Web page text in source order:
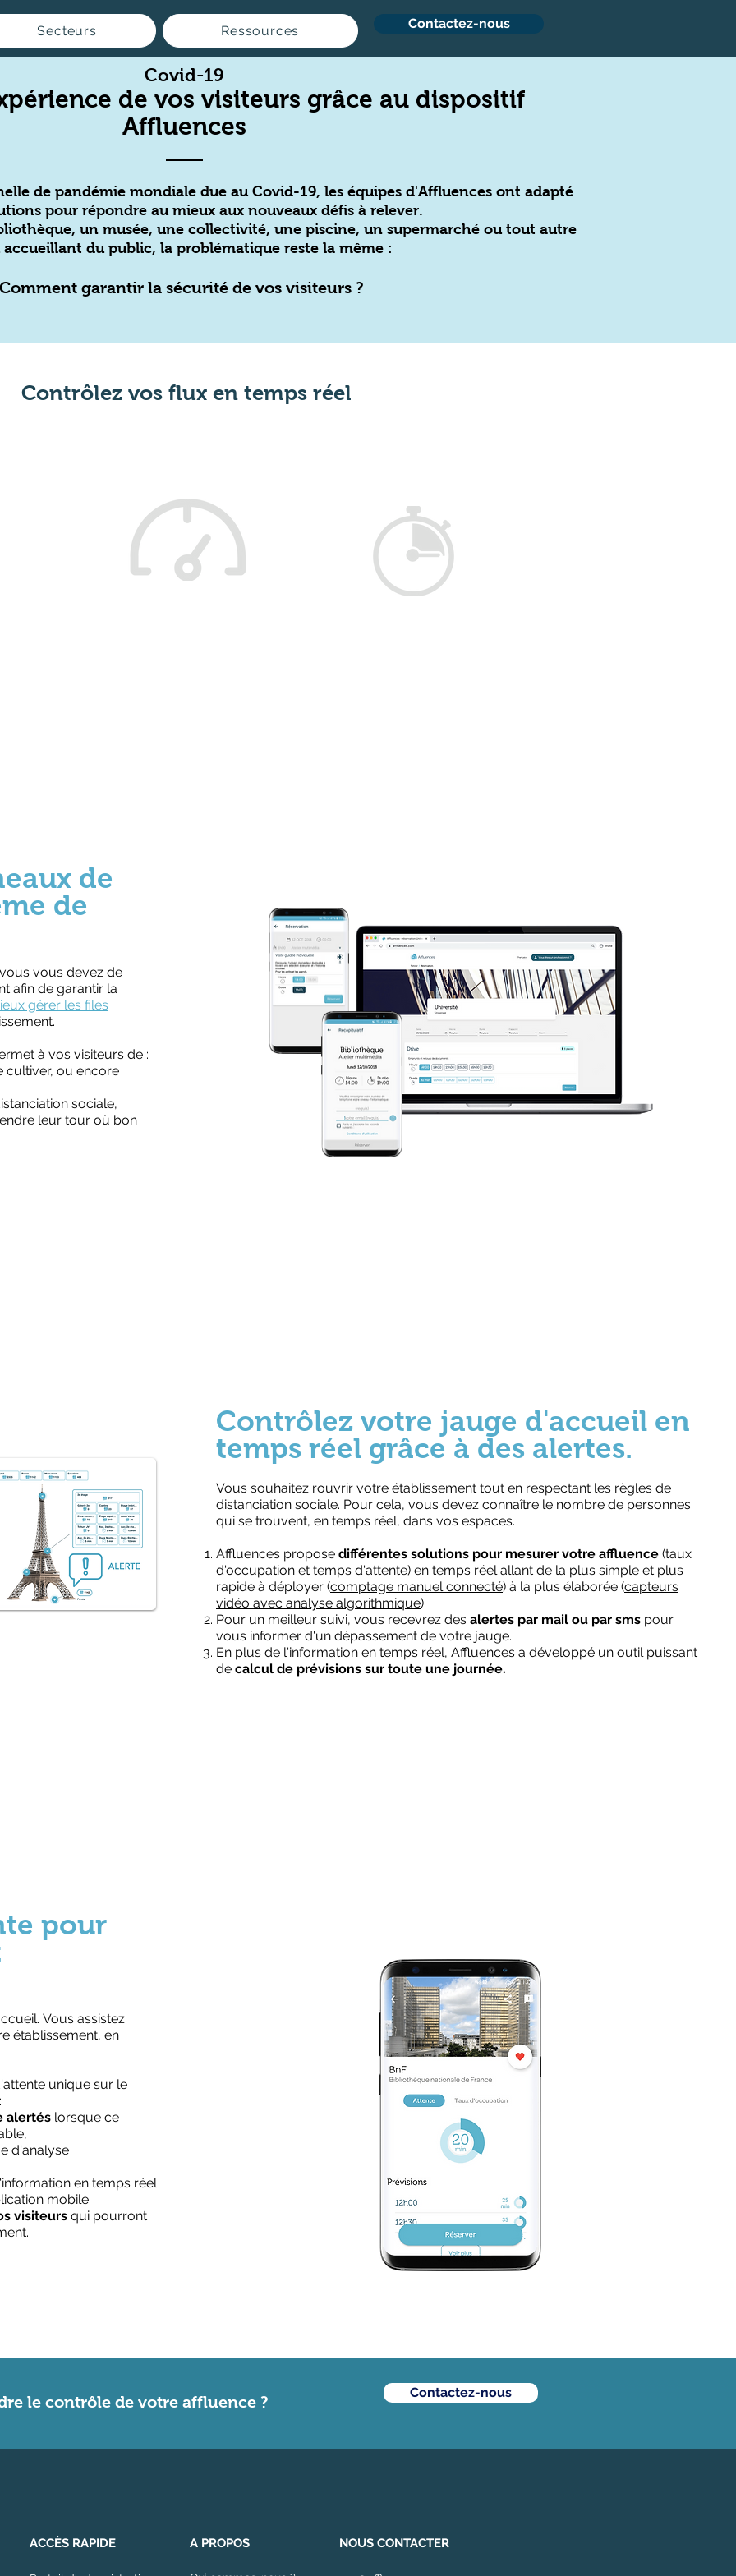
Secteurs Ressources Contactez-nous
Covid-19
de vos visiteurs grâce au dispositif
Affluences
de pandémie mondiale due au Covid-19, les équipes d'Affluences ont adapté
pour répondre au mieux aux nouveaux défis à relever.
un musée, une collectivité, une piscine, un supermarché ou tout autre
accueillant du public, la problématique reste la même :
garantir la sécurité de vos visiteurs ?
Contrôlez vos flux en temps réel
de
de
vous devez de
afin de garantir la
gérer les files
à vos visiteurs de :
cultiver, ou encore
sociale,
leur tour où bon
Contrôlez votre jauge d'accueil en
temps réel grâce à des alertes.
Vous souhaitez rouvrir votre établissement tout en respectant les règles de
distanciation sociale. Pour cela, vous devez connaître le nombre de personnes
qui se trouvent, en temps réel, dans vos espaces.
Affluences propose différentes solutions pour mesurer votre affluence (taux
d'occupation et temps d'attente) en temps réel​ allant de la plus simple et plus
rapide à déployer (comptage manuel connecté) à la plus élaborée (capteurs
vidéo avec analyse algorithmique).
Pour un meilleur suivi, vous recevrez des alertes par mail ou par sms pour
vous informer d'un dépassement de votre jauge.
En plus de l'information en temps réel, Affluences a développé un outil puissant
de calcul de prévisions sur toute une journée.
pour
Vous assistez
établissement, en
unique sur le
alertés lorsque ce
d'analyse
en temps réel
mobile
visiteurs qui pourront
le contrôle de votre affluence ?
Contactez-nous
ACCÈS RAPIDE A PROPOS NOUS CONTACTER